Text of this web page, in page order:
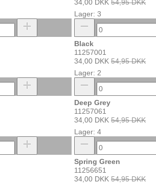
34,00 DKK 54,95 DKK
Lager: 3
Black
11257001
34,00 DKK 54,95 DKK
Lager: 2
Deep Grey
11257061
34,00 DKK 54,95 DKK
Lager: 4
Spring Green
11256651
34,00 DKK 54,95 DKK